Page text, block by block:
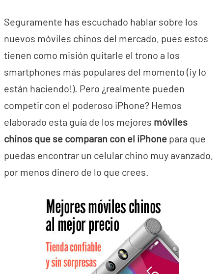
Seguramente has escuchado hablar sobre los
nuevos móviles chinos del mercado, pues estos
tienen como misión quitarle el trono a los
smartphones más populares del momento (¡y lo
están haciendo!). Pero ¿realmente pueden
competir con el poderoso iPhone? Hemos
elaborado esta guía de los mejores móviles
chinos que se comparan con el iPhone para que
puedas encontrar un celular chino muy avanzado,
por menos dinero de lo que crees.